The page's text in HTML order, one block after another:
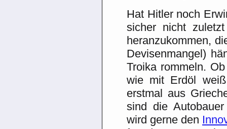
Hat Hitler noch
sicher nicht
heranzukommen,
Devisenmangel)
Troika rommeln.
wie mit Erdöl
erstmal aus
sind die
wird gerne den